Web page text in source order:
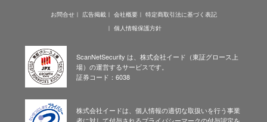
お問合せ 広告掲載 会社概要
特定商取引法に基づく表記
個人情報保護方針
ScanNetSecurity は、株式会社イード（東証グロース上
場）の運営するサービスです。
証券コード：6038
株式会社イードは、個人情報の適切な取扱いを行う事業